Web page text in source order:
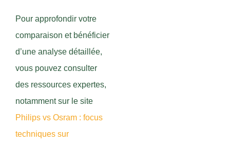
Pour approfondir votre
comparaison et bénéficier
d’une analyse détaillée,
vous pouvez consulter
des ressources expertes,
notamment sur le site
Philips vs Osram : focus
techniques sur